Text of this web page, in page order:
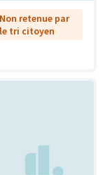
Non retenue par
le tri citoyen